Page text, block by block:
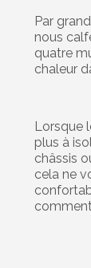
Par
nous
quatre
chaleur
Lorsque
plus à
châssis
cela ne